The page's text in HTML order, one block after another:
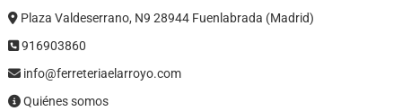
Plaza Valdeserrano, N9 28944 Fuenlabrada (Madrid)
916903860
info@ferreteriaelarroyo.com
Quiénes somos